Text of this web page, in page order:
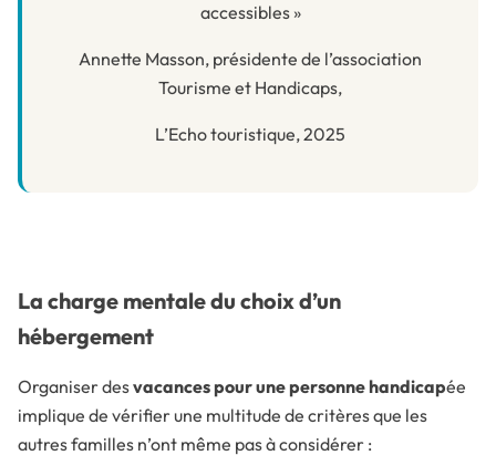
accessibles »
Annette Masson, présidente de l’association
Tourisme et Handicaps,
L’Echo touristique, 2025
La charge mentale du choix d’un
hébergement
Organiser desvacances pour une personne handicapée
implique de vérifier une multitude de critères que les
autres familles n’ont même pas à considérer :